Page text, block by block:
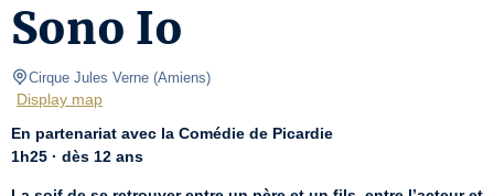
Sono Io
Cirque Jules Verne (Amiens)
Display map
En partenariat avec la Comédie de Picardie
1h25 · dès 12 ans